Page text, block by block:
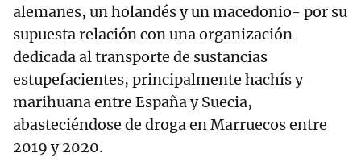
alemanes, un holandés y un macedonio- por su
supuesta relación con una organización
dedicada al transporte de sustancias
estupefacientes, principalmente hachís y
marihuana entre España y Suecia,
abasteciéndose de droga en Marruecos entre
2019 y 2020.